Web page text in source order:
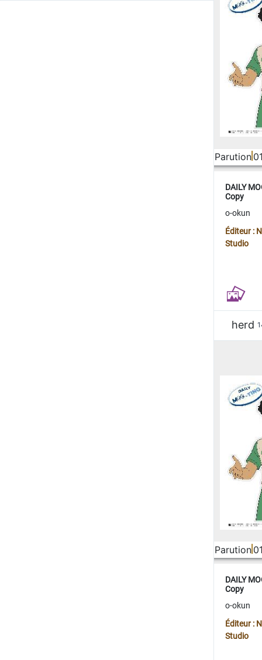
Parution
DAILY
Copy
o-okun
Éditeur :
Studio
herd
Parution
DAILY
Copy
o-okun
Éditeur :
Studio